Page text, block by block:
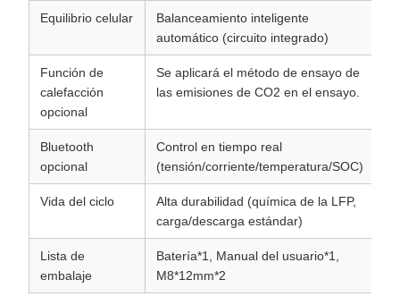
Equilibrio celular
Balanceamiento inteligente
automático (circuito integrado)
Función de
calefacción
opcional
Se aplicará el método de ensayo de
las emisiones de CO2 en el ensayo.
Bluetooth
opcional
Control en tiempo real
(tensión/corriente/temperatura/SOC)
Vida del ciclo
Alta durabilidad (química de la LFP,
carga/descarga estándar)
Lista de
embalaje
Batería*1, Manual del usuario*1,
M8*12mm*2